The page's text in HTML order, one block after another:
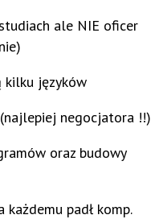
ale NIE oficer
języków
negocjatora !!)
oraz budowy
padł komp.